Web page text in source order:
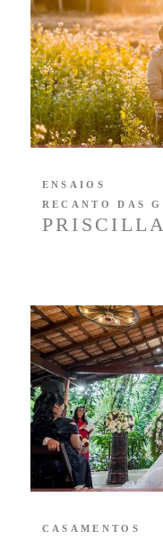
ENSAIOS
RECANTO DAS
CASAMENTOS